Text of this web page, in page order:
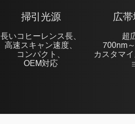
掃引光源
長いコヒーレンス長、
高速スキャン速度、
コンパクト、
OEM対応
広
超
700nm
カスタマ